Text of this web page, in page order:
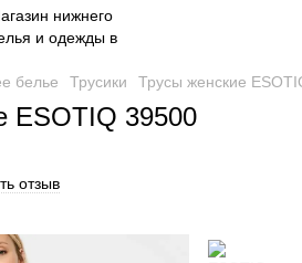
белье Трусики Трусы женские
ESOTIQ 39500
отзыв